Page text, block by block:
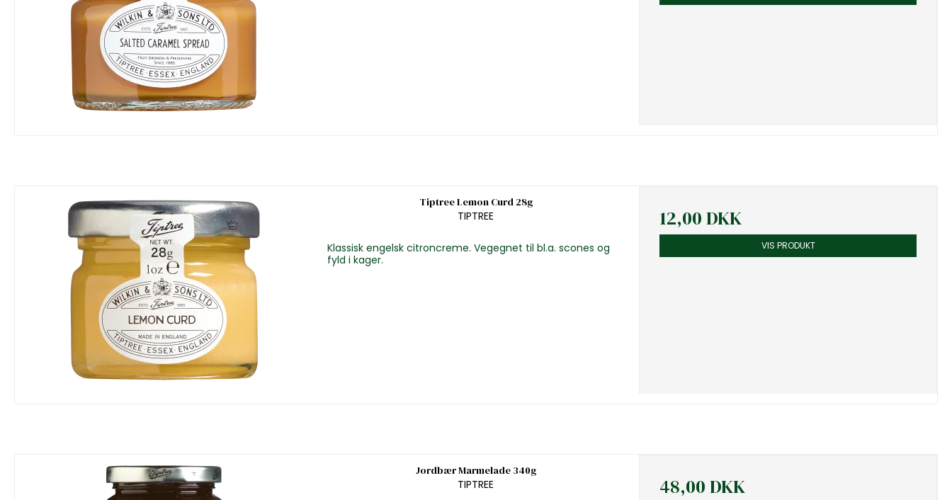
Tiptree Lemon Curd 28g
TIPTREE
Klassisk engelsk citroncreme. Vegegnet til bl.a. scones og
fyld i kager.
12,00 DKK
VIS PRODUKT
Jordbær Marmelade 340g
TIPTREE
48,00 DKK